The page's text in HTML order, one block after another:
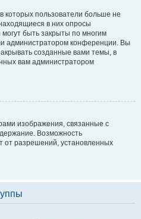
пользователи больше не
в них опросы
быть закрыты по многим
администратором конференции. Вы
созданные вами темы, в
вам администратором
изображения, связанные с
Возможность
от разрешений, установленных